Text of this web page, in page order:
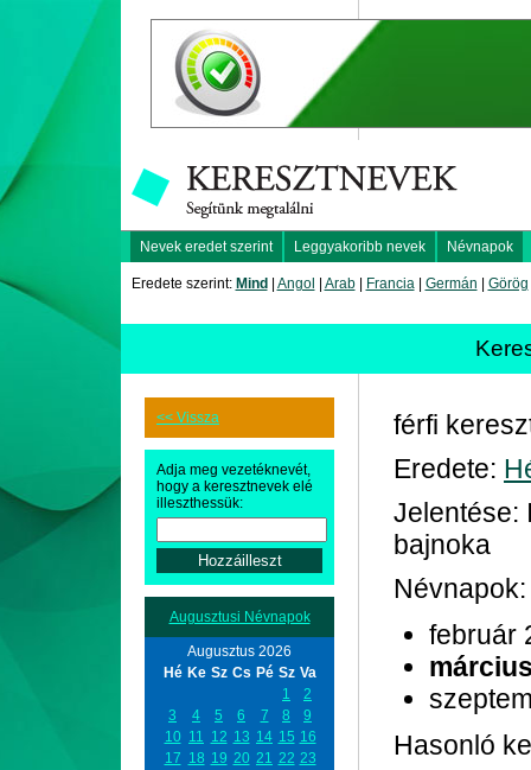
Nevek eredet szerint Leggyakoribb nevek Névnapok
Eredete szerint: Mind Angol Arab| Francia| Germán Görög
<< Vissza
Adja meg vezetéknevét,
hogy a keresztnevek elé
illeszthessük:
Augusztusi Névnapok
Augusztus 2026
Hé Ke Sz Cs Pé Sz Va
1
2
3
4 5 6 7 8
9
10 11 12 13 14 15 16
17 18 19 20 21 22 23
férfi
Eredete:
Jelentése:
bajnoka
Névnapok:
február
Hasonló